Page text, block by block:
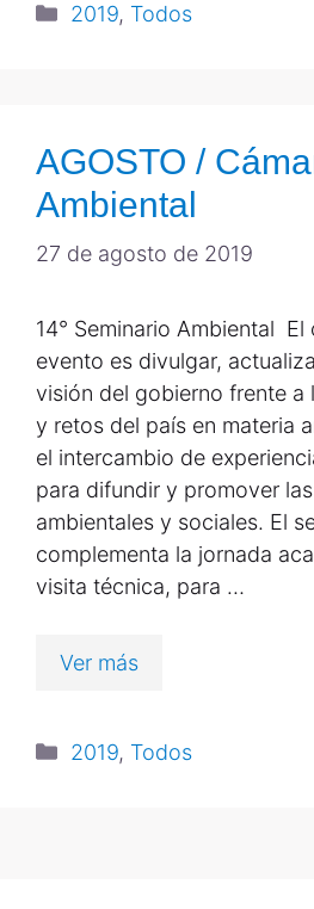
2019, Todos
AGOSTO /
Ambiental
27 de agosto de 2019
14° Seminario Ambiental
evento es divulgar,
visión del gobierno frente a
y retos del país en materia
el intercambio de
para difundir y promover
ambientales y sociales. El
complementa la jornada
visita técnica, para …
Ver más
2019, Todos